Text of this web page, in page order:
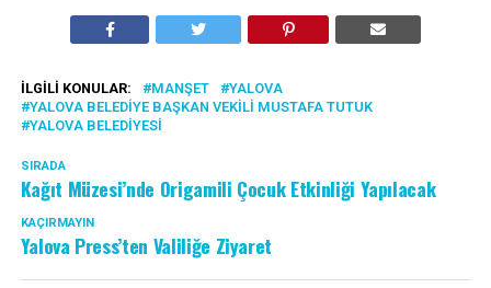
İLGILI KONULAR: MANŞET
YALOVA
YALOVA BELEDIYE BAŞKAN VEKILI MUSTAFA TUTUK
YALOVA BELEDIYESI
SIRADA
Kağıt Müzesi’nde Origamili Çocuk Etkinliği Yapılacak
KAÇIRMAYIN
Yalova Press’ten Valiliğe Ziyaret